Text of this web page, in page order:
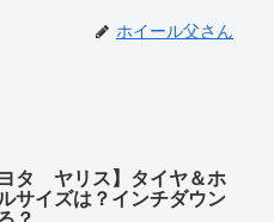
ホイール父さん
ヨタ ヤリス】タイヤ＆ホ
サイズは？インチダウン